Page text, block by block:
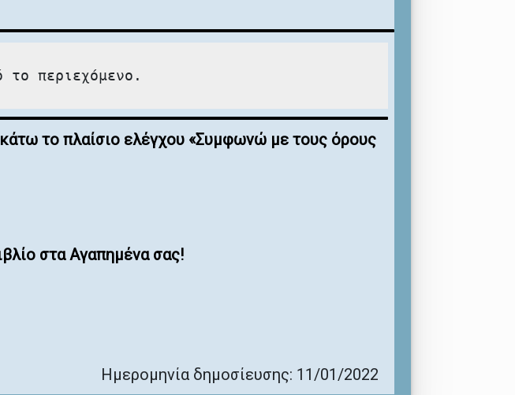
το περιεχόμενο.
το πλαίσιο ελέγχου «Συμφωνώ με τους όρους
στα Αγαπημένα σας!
Ημερομηνία δημοσίευσης: 11/01/2022